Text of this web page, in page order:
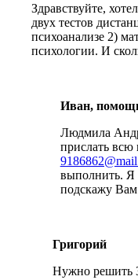
Здравствуйте,
двух тестов
психоанализе 2)
психологии. И
Иван,
Людмила
прислать
выполнить. Я
подскажу
Григорий
Нужно решить